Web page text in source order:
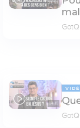
03:33
04:10